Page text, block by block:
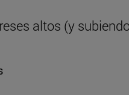
altos (y